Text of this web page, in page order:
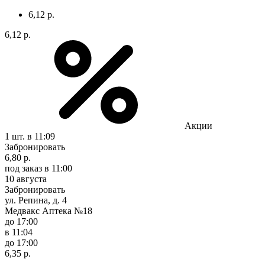
6,12 р.
6,12 р.
Акции
1 шт. в 11:09
Забронировать
6,80 р.
под заказ в 11:00
10 августа
Забронировать
ул. Репина, д. 4
Медвакс Аптека №18
до 17:00
в 11:04
до 17:00
6,35 р.